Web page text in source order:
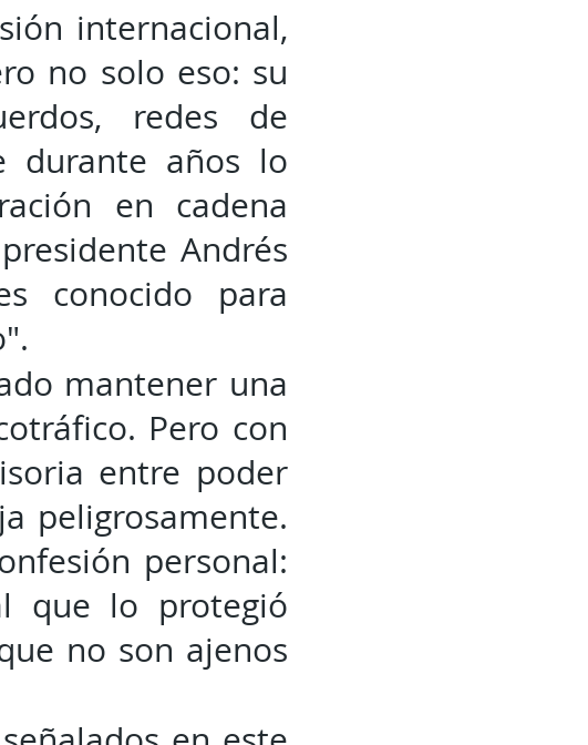
internacional,
no solo eso: su
redes de
durante años lo
en cadena
Andrés
conocido para
mantener una
Pero con
entre poder
peligrosamente.
personal:
que lo protegió
no son ajenos